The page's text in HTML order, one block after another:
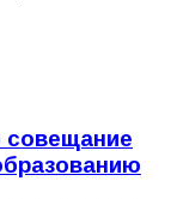
совещание